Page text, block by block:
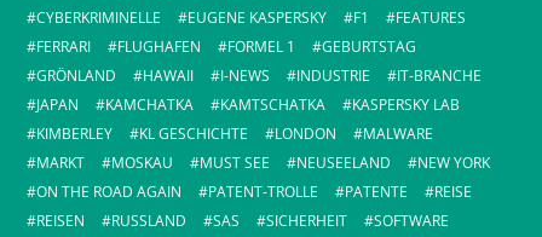
CYBERKRIMINELLE
EUGENE KASPERSKY F1
FEATURES
FERRARI
FLUGHAFEN FORMEL 1
GEBURTSTAG
GRÖNLAND
HAWAII I-NEWS INDUSTRIE
IT-BRANCHE
JAPAN
KAMCHATKA KAMTSCHATKA
KASPERSKY LAB
KIMBERLEY
KL GESCHICHTE LONDON
MALWARE
MARKT
MOSKAU MUST SEE NEUSEELAND
NEW YORK
ON THE ROAD AGAIN
PATENT-TROLLE PATENTE
REISE
REISEN
RUSSLAND SAS SICHERHEIT
SOFTWARE